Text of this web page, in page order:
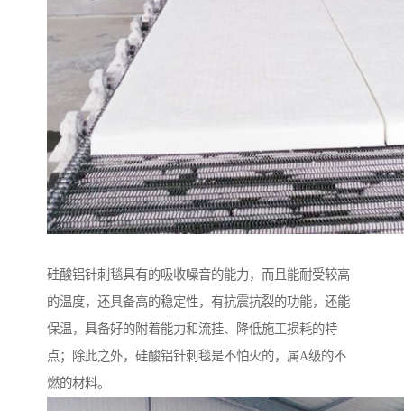
硅酸铝针刺毯具有的吸收噪音的能力，而且能耐受较高
的温度，还具备高的稳定性，有抗震抗裂的功能，还能
保温，具备好的附着能力和流挂、降低施工损耗的特
点；除此之外，硅酸铝针刺毯是不怕火的，属A级的不
燃的材料。